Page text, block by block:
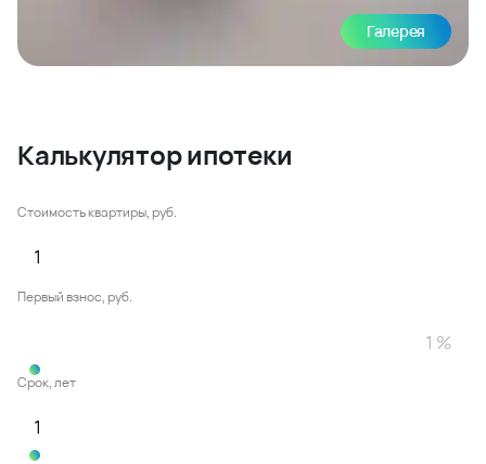
Галерея
Калькулятор ипотеки
Стоимость квартиры, руб.
Первый взнос, руб.
Срок, лет